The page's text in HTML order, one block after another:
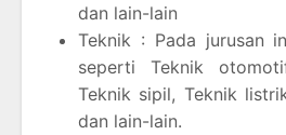
dan lain-lain
Teknik : Pada jurusan
seperti Teknik
Teknik sipil, Teknik
dan lain-lain.